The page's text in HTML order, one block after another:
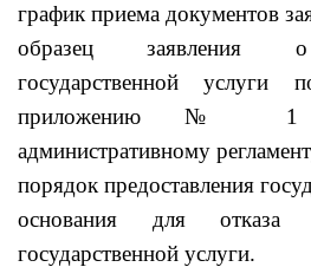
график приема документов
образец заявления о
государственной услуги
приложению № 1
административному
порядок предоставления
основания для отказа
государственной услуги.